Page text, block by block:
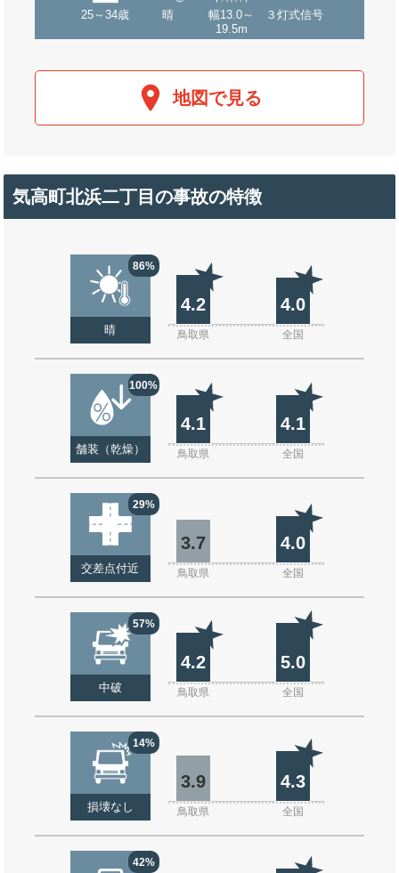
25～34歳 晴
幅13.0～
19.5m
３灯式信号
地図で見る
気高町北浜二丁目の事故の特徴
86%
晴
4.2 4.0
鳥取県 全国
100%
舗装（乾燥）
4.1 4.1
鳥取県 全国
29%
交差点付近
3.7 4.0
鳥取県 全国
57%
中破
4.2 5.0
鳥取県 全国
14%
損壊なし
3.9 4.3
鳥取県 全国
42%